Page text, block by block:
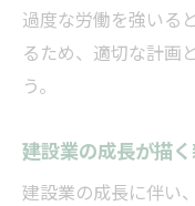
過度な労働を強いる
るため、適切な計画
う。
建設業の成長が描
建設業の成長に伴い